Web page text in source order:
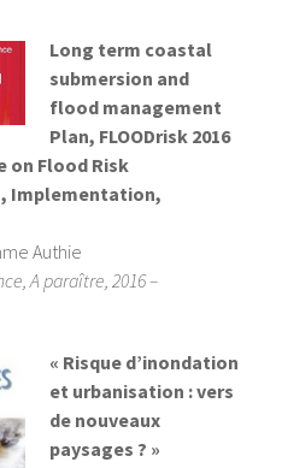
Long term coastal
submersion and
flood management
Plan, FLOODrisk 2016
on Flood Risk
Implementation,
Authie
A paraître, 2016 –
« Risque d’inondation
et urbanisation : vers
de nouveaux
paysages ? »